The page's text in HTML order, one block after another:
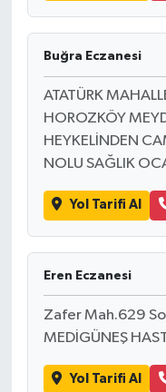
Buğra Eczanesi
ATATÜRK
HOROZKÖY
HEYKELİNDEN
NOLU SAĞLIK
Yol Tarifi Al
Eren Eczanesi
Zafer Mah.629
MEDİGÜNEŞ
Yol Tarifi Al